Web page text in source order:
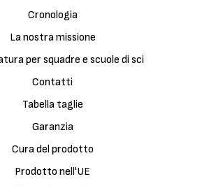
Cronologia
La nostra missione
per squadre e scuole di sci
Contatti
Tabella taglie
Garanzia
Cura del prodotto
Prodotto nell'UE